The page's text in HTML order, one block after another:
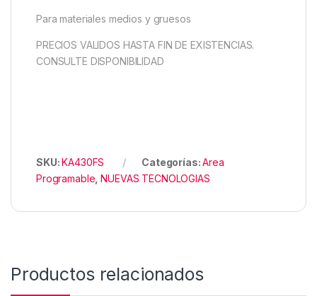
Para materiales medios y gruesos
PRECIOS VALIDOS HASTA FIN DE EXISTENCIAS.
CONSULTE DISPONIBILIDAD
SKU:KA430FS Categorías:Area
Programable ,NUEVAS TECNOLOGIAS
Productos relacionados